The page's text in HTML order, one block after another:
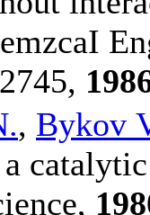
5,
, Bykov